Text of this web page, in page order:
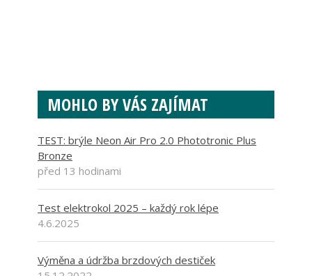
MOHLO BY VÁS ZAJÍMAT
TEST: brýle Neon Air Pro 2.0 Phototronic Plus
Bronze
před 13 hodinami
Test elektrokol 2025 – každý rok lépe
4.6.2025
Výměna a údržba brzdových destiček